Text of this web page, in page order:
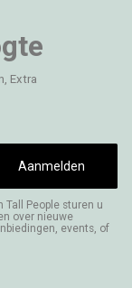
Extra
Aanmelden
Tall People sturen u
over nieuwe
events, of